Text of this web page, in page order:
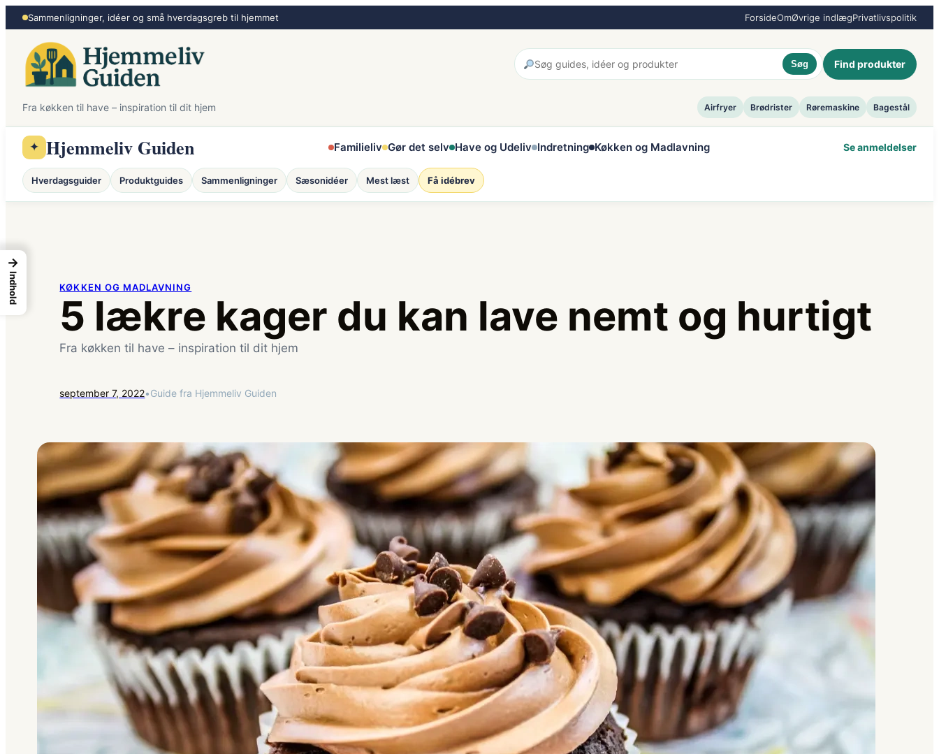
Spring
til
indhold
Sammenligninger, idéer og små hverdagsgreb til hjemmet ForsideOmØvrige indlægPrivatlivspolitik
Søg Find produkter
Fra køkken til have – inspiration til dit hjem Airfryer Brødrister Røremaskine Bagestål
✦ Hjemmeliv Guiden Familieliv Gør det selv Have og Udeliv Indretning Køkken og Madlavning Se anmeldelser
Hverdagsguider Produktguides Sammenligninger Sæsonidéer Mest læst Få idébrev
KØKKEN OG MADLAVNING
5 lækre kager du kan lave nemt og hurtigt
Fra køkken til have – inspiration til dit hjem
september 7, 2022•Guide fra Hjemmeliv Guiden
→
Indhold